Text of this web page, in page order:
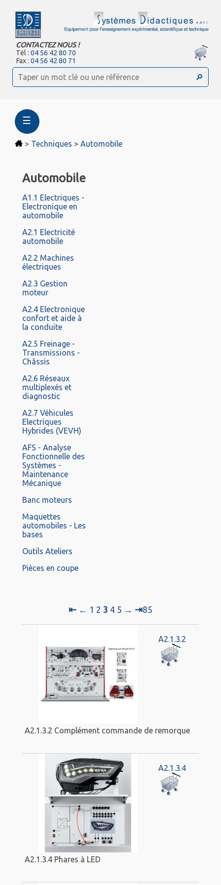
CONTACTEZ NOUS !
Tél :04 56 42 80 70
Fax :04 56 42 80 71
☰
> Techniques > Automobile
Automobile
A1.1 Electriques -
Electronique en
automobile
A2.1 Electricité
automobile
A2.2 Machines
électriques
A2.3 Gestion
moteur
A2.4 Electronique
confort et aide à
la conduite
A2.5 Freinage -
Transmissions -
Châssis
A2.6 Réseaux
multiplexés et
diagnostic
A2.7 Véhicules
Electriques
Hybrides (VEVH)
AFS - Analyse
Fonctionnelle des
Systèmes -
Maintenance
Mécanique
Banc moteurs
Maquettes
automobiles - Les
bases
Outils Ateliers
Pièces en coupe
⇤ ← 1 2 3 4 5 → ⇥85
A2.1.3.2
A2.1.3.2 Complément commande de remorque
A2.1.3.4
A2.1.3.4 Phares à LED